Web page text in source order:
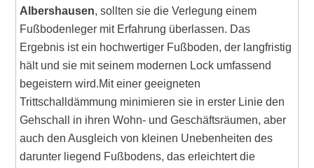
Albershausen, sollten sie die Verlegung einem
Fußbodenleger mit Erfahrung überlassen. Das
Ergebnis ist ein hochwertiger Fußboden, der langfristig
hält und sie mit seinem modernen Lock umfassend
begeistern wird.Mit einer geeigneten
Trittschalldämmung minimieren sie in erster Linie den
Gehschall in ihren Wohn- und Geschäftsräumen, aber
auch den Ausgleich von kleinen Unebenheiten des
darunter liegend Fußbodens, das erleichtert die